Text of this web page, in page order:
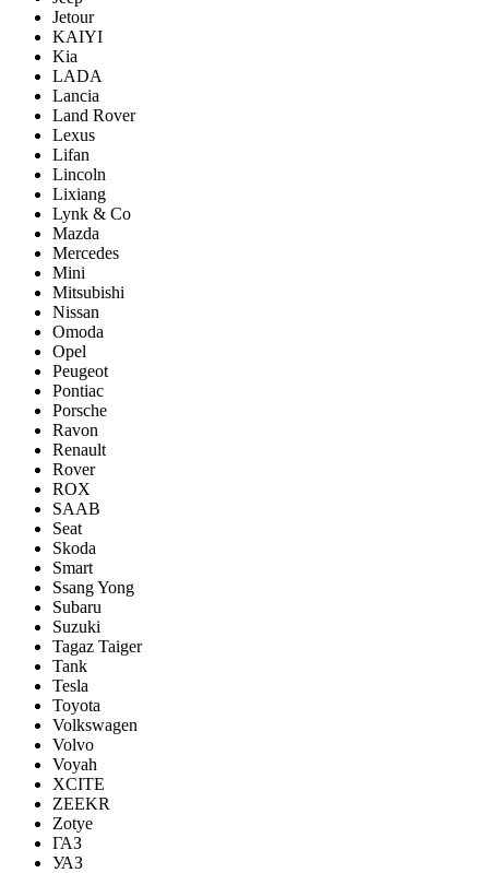
Jetour
KAIYI
Kia
LADA
Lancia
Land Rover
Lexus
Lifan
Lincoln
Lixiang
Lynk & Co
Mazda
Mercedes
Mini
Mitsubishi
Nissan
Omoda
Opel
Peugeot
Pontiac
Porsсhe
Ravon
Renault
Rover
ROX
SAAB
Seat
Skoda
Smart
Ssang Yong
Subaru
Suzuki
Tagaz Taiger
Tank
Tesla
Toyota
Volkswagen
Volvo
Voyah
XCITE
ZEEKR
Zotye
ГАЗ
УАЗ